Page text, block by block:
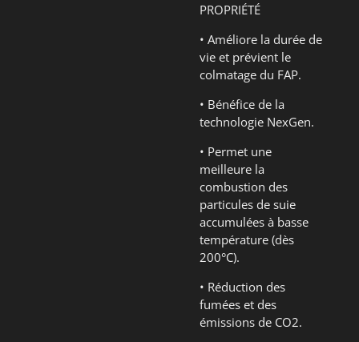
PROPRIÉTÉ
• Améliore la durée de
vie et prévient le
colmatage du FAP.
• Bénéfice de la
technologie NexGen.
• Permet une
meilleure la
combustion des
particules de suie
accumulées à basse
température (dès
200°C).
• Réduction des
fumées et des
émissions de CO2.